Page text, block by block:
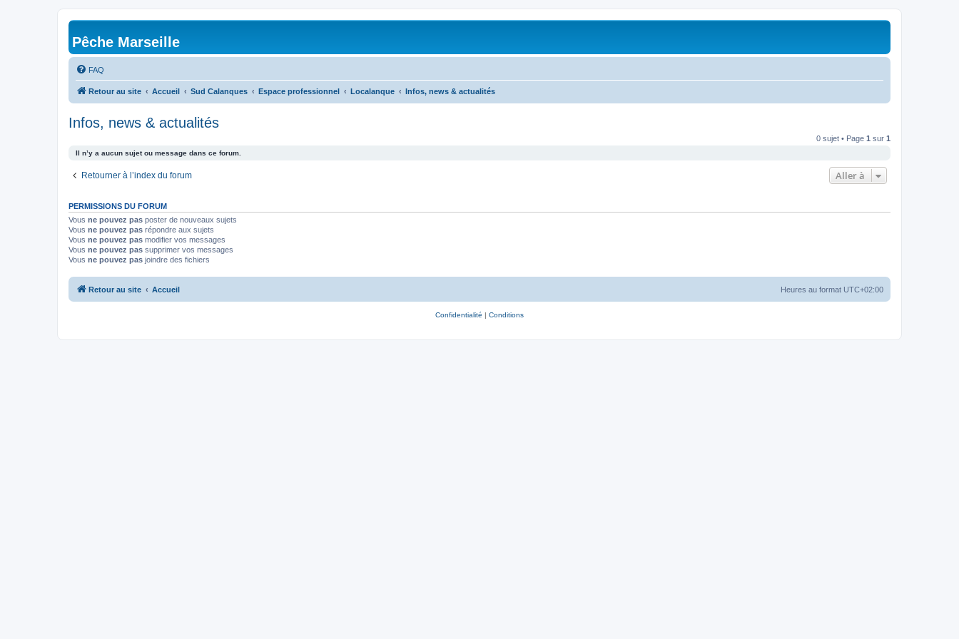
Pêche Marseille
FAQ
Retour au site Accueil Sud Calanques Espace professionnel Localanque Infos, news & actualités
Infos, news & actualités
0 sujet • Page 1 sur 1
Il n’y a aucun sujet ou message dans ce forum.
Retourner à l’index du forum Aller à
PERMISSIONS DU FORUM
Vous ne pouvez pas poster de nouveaux sujets
Vous ne pouvez pas répondre aux sujets
Vous ne pouvez pas modifier vos messages
Vous ne pouvez pas supprimer vos messages
Vous ne pouvez pas joindre des fichiers
Retour au site Accueil Heures au format UTC+02:00
Confidentialité | Conditions